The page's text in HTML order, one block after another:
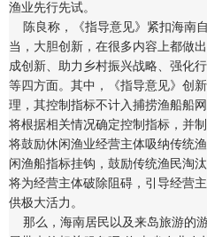
渔业先行先试。
陈良称，《指导意见》紧扣海南
当，大胆创新，在很多内容上都做
成创新、助力乡村振兴战略、强化
等四方面。其中，《指导意见》创
理，其控制指标不计入捕捞渔船船
将根据相关情况确定控制指标，并
将鼓励休闲渔业经营主体吸纳传统
闲渔船指标挂钩，鼓励传统渔民淘
将为经营主体破除阻碍，引导经营
供极大活力。
那么，海南居民以及来岛旅游的